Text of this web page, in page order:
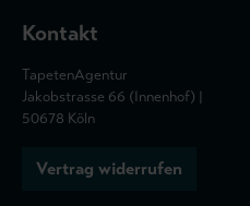
Kontakt
TapetenAgentur
Jakobstrasse 66 (Innenhof) |
50678 Köln
Vertrag widerrufen